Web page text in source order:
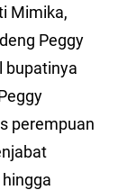
Mimika,
Peggy
bupatinya
perempuan